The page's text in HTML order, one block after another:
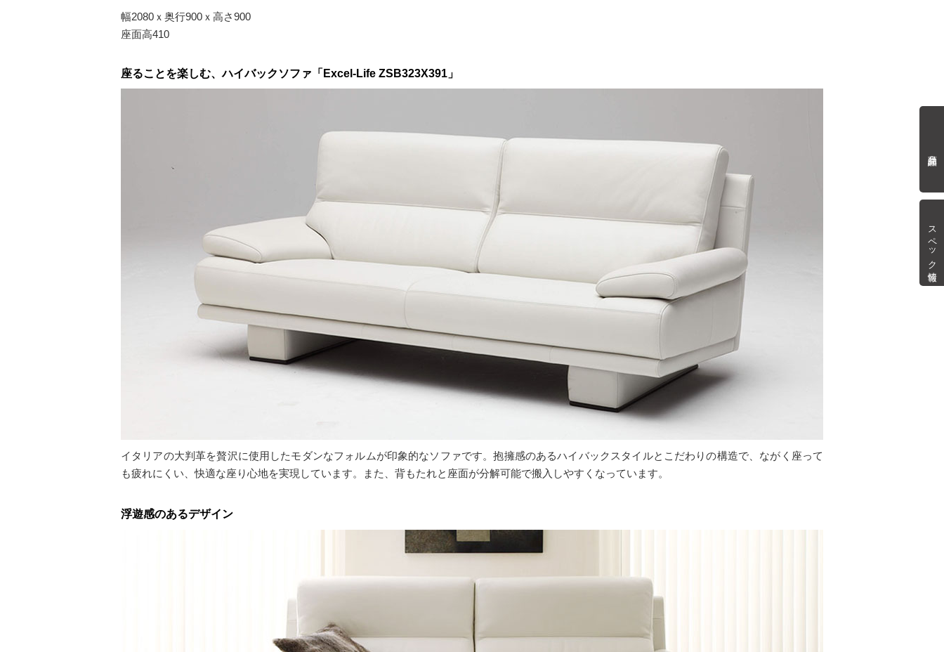
スペック情報
幅2080ｘ奥行900ｘ高さ900
座面高410
座ることを楽しむ、ハイバックソファ「Excel-Life ZSB323X391」
イタリアの大判革を贅沢に使用したモダンなフォルムが印象的なソファです。抱擁感のあるハイバックスタイルとこだわりの構造で、ながく座って
も疲れにくい、快適な座り心地を実現しています。また、背もたれと座面が分解可能で搬入しやすくなっています。
浮遊感のあるデザイン